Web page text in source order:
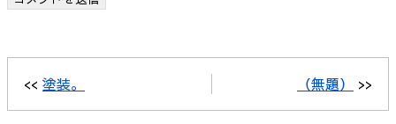
<< 塗装。 （無題） >>